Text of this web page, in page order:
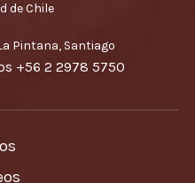
de Chile
Pintana, Santiago
+56 2 2978 5750